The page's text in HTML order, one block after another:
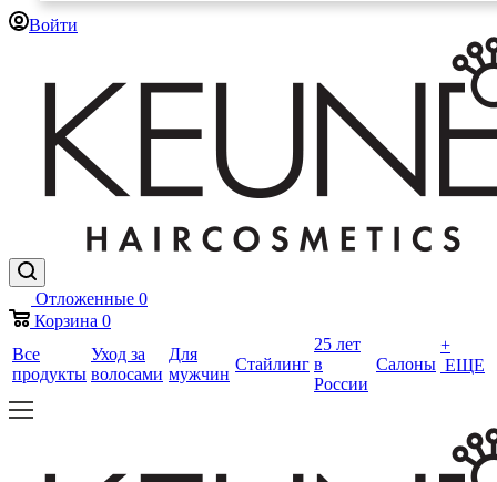
Войти
Отложенные 0
Корзина 0
Все
продукты
Уход за
волосами
Для
мужчин
Стайлинг
25 лет
в
России
Салоны
+
ЕЩЕ